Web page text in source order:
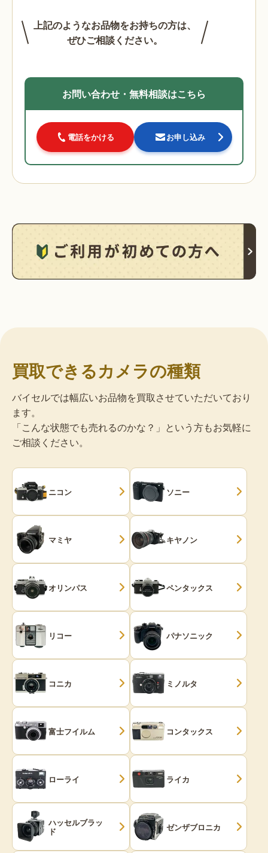
上記のようなお品物をお持ちの方は、
ぜひご相談ください。
お問い合わせ・無料相談はこちら
電話をかける お申し込み
買取できるカメラの種類
バイセルでは幅広いお品物を買取させていただいており
ます。
「こんな状態でも売れるのかな？」という方もお気軽に
ご相談ください。
ニコン ソニー
マミヤ キヤノン
オリンパス ペンタックス
リコー パナソニック
コニカ ミノルタ
富士フイルム コンタックス
ローライ ライカ
ハッセルブラッ
ド ゼンザブロニカ